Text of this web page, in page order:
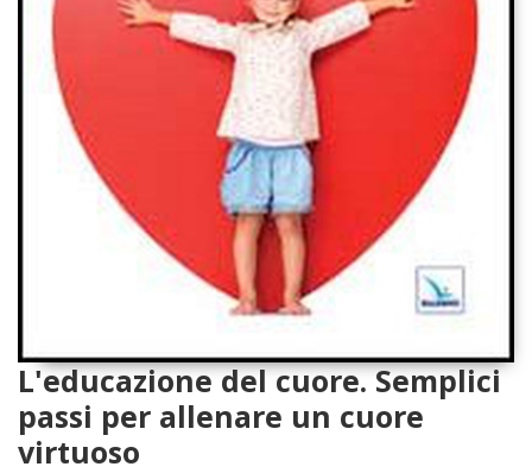
L'educazione del cuore. Semplici
passi per allenare un cuore
virtuoso